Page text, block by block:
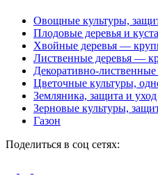
Овощные культуры,
Плодовые деревья и
Хвойные деревья —
Лиственные деревья —
Декоративно-
Цветочные культуры,
Земляника, защита и уход
Зерновые культуры,
Газон
Поделиться в соц сетях: